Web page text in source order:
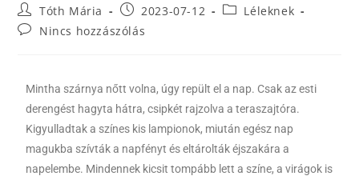
Tóth Mária 2023-07-12
Léleknek
Nincs hozzászólás
Mintha szárnya nőtt volna, úgy repült el a nap. Csak az esti
derengést hagyta hátra, csipkét rajzolva a teraszajtóra.
Kigyulladtak a színes kis lampionok, miután egész nap
magukba szívták a napfényt és eltárolták éjszakára a
napelembe. Mindennek kicsit tompább lett a színe, a virágok is